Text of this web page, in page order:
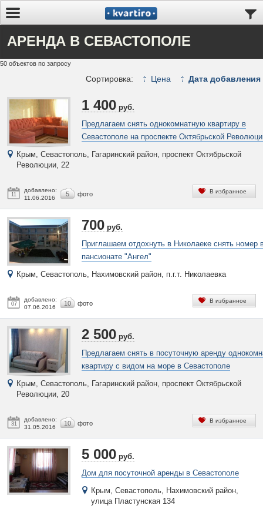
АРЕНДА В СЕВАСТОПОЛЕ
50 объектов по запросу
Сортировка: Цена Дата добавления
11
добавлено:
11.06.2016
5 фото
1 400 руб.
Предлагаем снять однокомнатную квартиру в
Севастополе на проспекте Октябрьской
Крым, Севастополь, Гагаринский район, проспект Октябрьской
Революции, 22
В избранное
07
добавлено:
07.06.2016
10 фото
700 руб.
Приглашаем отдохнуть в Николаеке снять номер
пансионате "Ангел"
Крым, Севастополь, Нахимовский район, п.г.т. Николаевка
В избранное
31
добавлено:
31.05.2016
10 фото
2 500 руб.
Предлагаем снять в посуточную аренду
квартиру с видом на море в Севастополе
Крым, Севастополь, Гагаринский район, проспект Октябрьской
Революции, 20
В избранное
5 000 руб.
Дом для посуточной аренды в Севастополе
Крым, Севастополь, Нахимовский район,
улица Пластунская 134